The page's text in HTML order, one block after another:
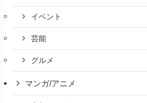
イベント
芸能
グルメ
マンガ/アニメ